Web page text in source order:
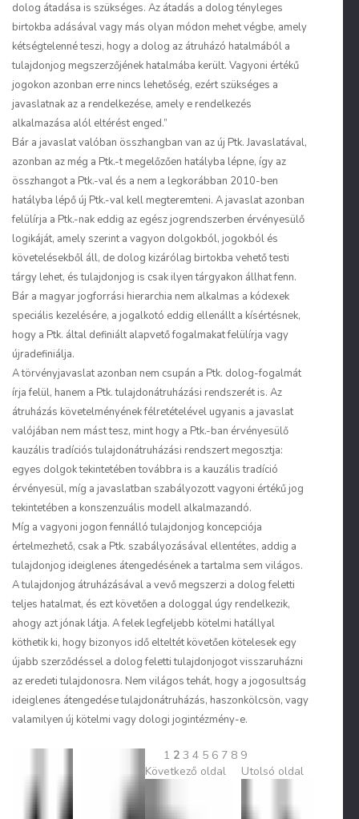
dolog átadása is szükséges. Az átadás a dolog tényleges
birtokba adásával vagy más olyan módon mehet végbe, amely
kétségtelenné teszi, hogy a dolog az átruházó hatalmából a
tulajdonjog megszerzőjének hatalmába került. Vagyoni értékű
jogokon azonban erre nincs lehetőség, ezért szükséges a
javaslatnak az a rendelkezése, amely e rendelkezés
alkalmazása alól eltérést enged.”
Bár a javaslat valóban összhangban van az új Ptk. Javaslatával,
azonban az még a Ptk.-t megelőzően hatályba lépne, így az
összhangot a Ptk.-val és a nem a legkorábban 2010-ben
hatályba lépő új Ptk.-val kell megteremteni. A javaslat azonban
felülírja a Ptk.-nak eddig az egész jogrendszerben érvényesülő
logikáját, amely szerint a vagyon dolgokból, jogokból és
követelésekből áll, de dolog kizárólag birtokba vehető testi
tárgy lehet, és tulajdonjog is csak ilyen tárgyakon állhat fenn.
Bár a magyar jogforrási hierarchia nem alkalmas a kódexek
speciális kezelésére, a jogalkotó eddig ellenállt a kísértésnek,
hogy a Ptk. által definiált alapvető fogalmakat felülírja vagy
újradefiniálja.
A törvényjavaslat azonban nem csupán a Ptk. dolog-fogalmát
írja felül, hanem a Ptk. tulajdonátruházási rendszerét is. Az
átruházás követelményének félretételével ugyanis a javaslat
valójában nem mást tesz, mint hogy a Ptk.-ban érvényesülő
kauzális tradíciós tulajdonátruházási rendszert megosztja:
egyes dolgok tekintetében továbbra is a kauzális tradíció
érvényesül, míg a javaslatban szabályozott vagyoni értékű jog
tekintetében a konszenzuális modell alkalmazandó.
Míg a vagyoni jogon fennálló tulajdonjog koncepciója
értelmezhető, csak a Ptk. szabályozásával ellentétes, addig a
tulajdonjog ideiglenes átengedésének a tartalma sem világos.
A tulajdonjog átruházásával a vevő megszerzi a dolog feletti
teljes hatalmat, és ezt követően a dologgal úgy rendelkezik,
ahogy azt jónak látja. A felek legfeljebb kötelmi hatállyal
köthetik ki, hogy bizonyos idő elteltét követően kötelesek egy
újabb szerződéssel a dolog feletti tulajdonjogot visszaruházni
az eredeti tulajdonosra. Nem világos tehát, hogy a jogosultság
ideiglenes átengedése tulajdonátruházás, haszonkölcsön, vagy
valamilyen új kötelmi vagy dologi jogintézmény-e.
1 2 3 4 5 6 7 8 9
Következő oldal
Utolsó oldal